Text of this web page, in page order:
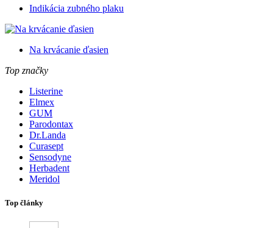
Indikácia zubného plaku
Na krvácanie ďasien
Top značky
Listerine
Elmex
GUM
Parodontax
Dr.Landa
Curasept
Sensodyne
Herbadent
Meridol
Top články